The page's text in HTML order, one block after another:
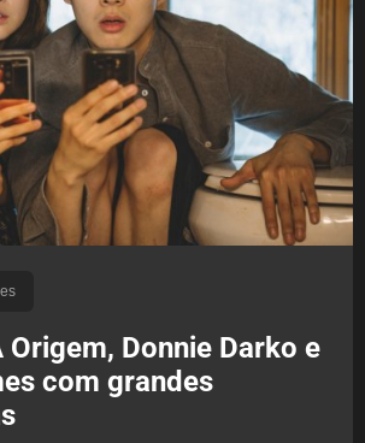
Origem, Donnie Darko e
com grandes